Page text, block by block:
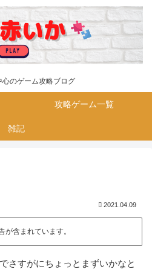
心のゲーム攻略ブログ
攻略ゲーム一覧
雑記
2021.04.09
が含まれています。
さすがにちょっとまずいかなと